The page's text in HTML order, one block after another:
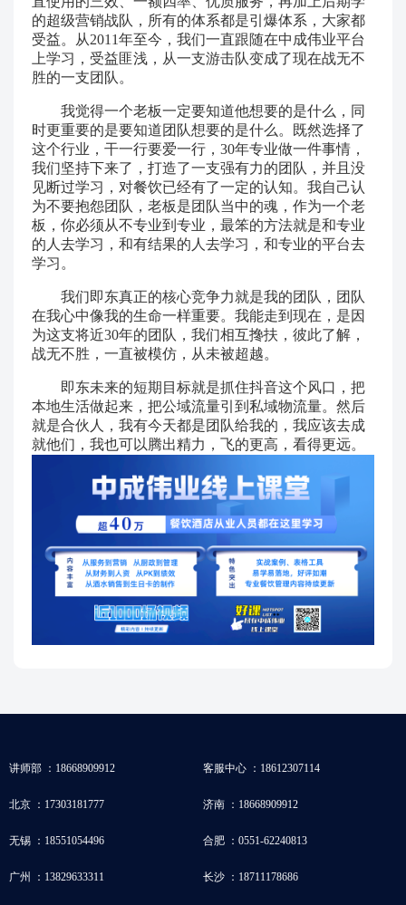
的超级营销战队，所有的体系都是引爆体系，大家都
受益。从2011年至今，我们一直跟随在中成伟业平台
上学习，受益匪浅，从一支游击队变成了现在战无不
胜的一支团队。
我觉得一个老板一定要知道他想要的是什么，同
时更重要的是要知道团队想要的是什么。既然选择了
这个行业，干一行要爱一行，30年专业做一件事情，
我们坚持下来了，打造了一支强有力的团队，并且没
见断过学习，对餐饮已经有了一定的认知。我自己认
为不要抱怨团队，老板是团队当中的魂，作为一个老
板，你必须从不专业到专业，最笨的方法就是和专业
的人去学习，和有结果的人去学习，和专业的平台去
学习。
我们即东真正的核心竞争力就是我的团队，团队
在我心中像我的生命一样重要。我能走到现在，是因
为这支将近30年的团队，我们相互搀扶，彼此了解，
战无不胜，一直被模仿，从未被超越。
即东未来的短期目标就是抓住抖音这个风口，把
本地生活做起来，把公域流量引到私域物流量。然后
就是合伙人，我有今天都是团队给我的，我应该去成
就他们，我也可以腾出精力，飞的更高，看得更远。
讲师部 ：18668909912 客服中心 ：18612307114
北京 ：17303181777 济南 ：18668909912
无锡 ：18551054496 合肥 ：0551-62240813
广州 ：13829633311 长沙 ：18711178686